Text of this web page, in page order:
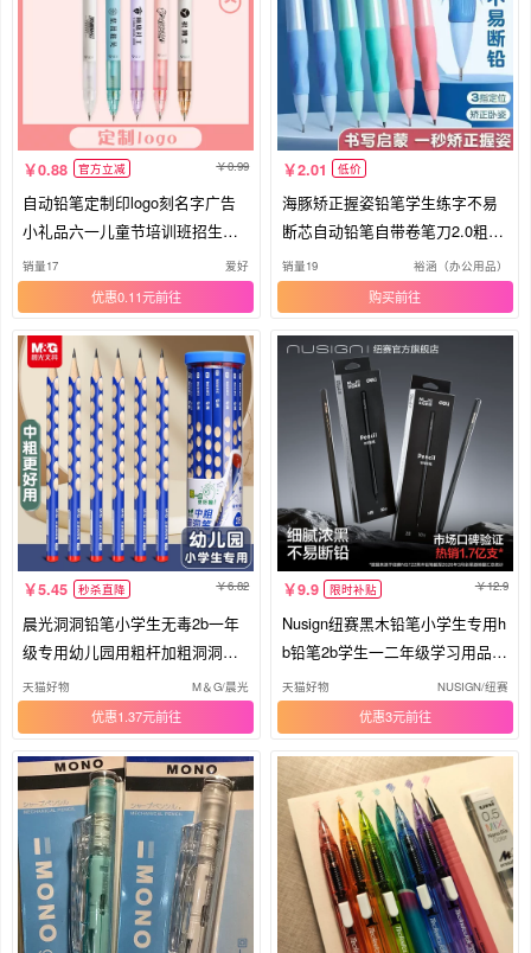
0.88 官方立减 0.99
自动铅笔定制印logo刻名字广告
小礼品六一儿童节培训班招生宣
传
销量17 爱好
优惠0.11元
2.01 低价
海豚矫正握姿铅笔学生练字不易
断芯自动铅笔自带卷笔刀2.0粗铅
芯
销量19 裕涵（办公用品）
购买
5.45 秒杀直降 6.82
晨光洞洞铅笔小学生无毒2b一年
级专用幼儿园用粗杆加粗洞洞笔
大三角形矫正握姿2比初学者练字
特粗hb矫姿套装
天猫好物 M＆G/晨光
优惠1.37元
9.9 限时补贴 12.9
Nusign纽赛黑木铅笔小学生专用h
b铅笔2b学生一二年级学习用品考
试美术素描得力高端写字安全无
毒正姿练字绘画
天猫好物 NUSIGN/纽赛
优惠3元